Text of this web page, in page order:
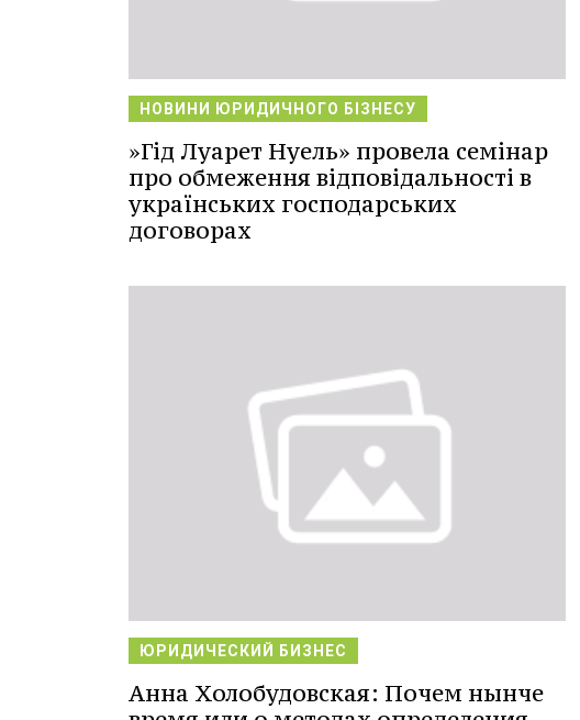
НОВИНИ ЮРИДИЧНОГО БІЗНЕСУ
»Гід Луарет Нуель» провела семінар
про обмеження відповідальності в
українських господарських
договорах
ЮРИДИЧЕСКИЙ БИЗНЕС
Анна Холобудовская: Почем нынче